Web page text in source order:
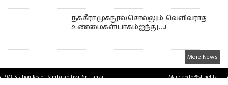
நக்கீரா முகநூல் சொல்லும் வெளிவராத
உண்மைகள்! பாகம் ஐந்து ….!
More News
9/3, Station Road, Bambalapitiya, Sri Lanka.
E-Mail: epdp@sltnet.lk